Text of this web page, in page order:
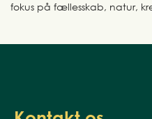
fokus på fællesskab, natur,